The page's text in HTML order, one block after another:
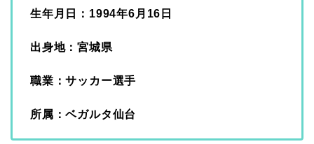
生年月日：1994年6月16日
出身地：宮城県
職業：サッカー選手
所属：ベガルタ仙台